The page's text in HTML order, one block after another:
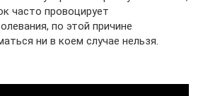
часто провоцирует
по этой причине
ни в коем случае нельзя.